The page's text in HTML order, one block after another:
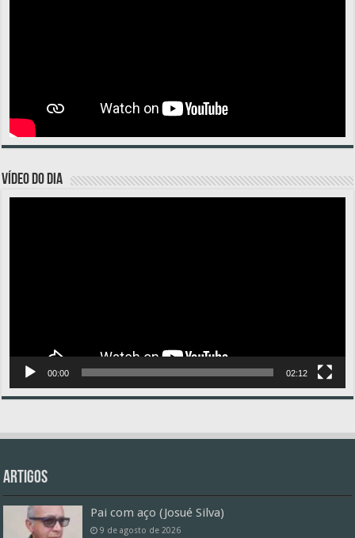
VÍDEO DO DIA
00:00 02:12
Artigos
Pai com aço (Josué Silva)
9 de agosto de 2026